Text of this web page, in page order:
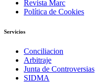
Revista Marc
Política de Cookies
Servicios
Conciliacion
Arbitraje
Junta de Controversias
SIDMA